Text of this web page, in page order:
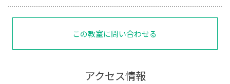
この教室に問い合わせる
アクセス情報